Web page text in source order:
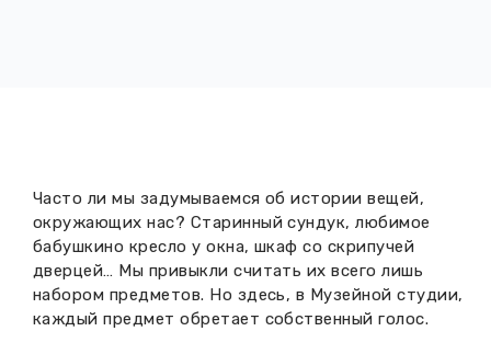
Вакансии музея
Независимая оценка
Проекты и программы
Ледокол Ангара
Музей В.Г. Распутина
КПЦ им. свт. Иннокентия (Вениаминова)
Музеи региона
Повышение квалификации
Передвижные выставки
Часто ли мы задумываемся об истории вещей,
окружающих нас? Старинный сундук, любимое
бабушкино кресло у окна, шкаф со скрипучей
дверцей… Мы привыкли считать их всего лишь
набором предметов. Но здесь, в Музейной студии,
каждый предмет обретает собственный голос.